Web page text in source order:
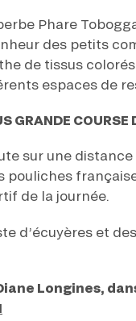
Phare
des petits
de tissus
espaces de
GRANDE COURSE
sur une
pouliches
de la journée.
d’écuyères et
Longines,